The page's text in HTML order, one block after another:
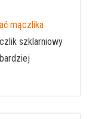
mączlika
szklarniowy